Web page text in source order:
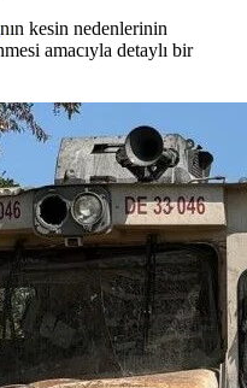
nın kesin nedenlerinin
amacıyla detaylı bir